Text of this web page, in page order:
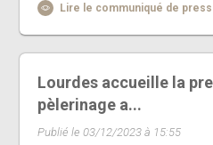
Lire le communiqué de
Lourdes accueille la
pèlerinage a...
Publié le 03/12/2023 à 15:55